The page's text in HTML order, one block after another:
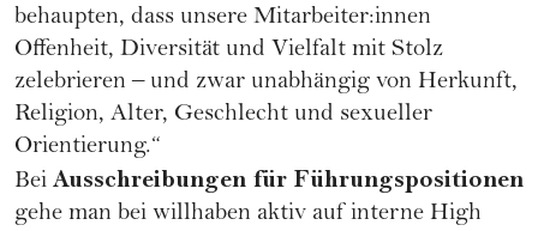
behaupten, dass unsere Mitarbeiter:innen
Offenheit, Diversität und Vielfalt mit Stolz
zelebrieren – und zwar unabhängig von Herkunft,
Religion, Alter, Geschlecht und sexueller
Orientierung.“
Bei Ausschreibungen für Führungspositionen
gehe man bei willhaben aktiv auf interne High